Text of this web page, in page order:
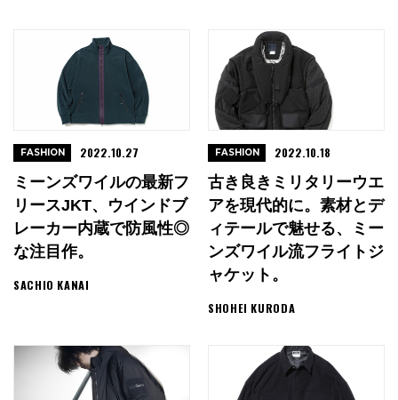
ミーンズワイルの最新フ
リースJKT、ウインドブ
レーカー内蔵で防風性◎
な注目作。
SACHIO KANAI
FASHION 2022.10.27
古き良きミリタリーウエ
アを現代的に。素材とデ
ィテールで魅せる、ミー
ンズワイル流フライトジ
ャケット。
SHOHEI KURODA
FASHION 2022.10.18